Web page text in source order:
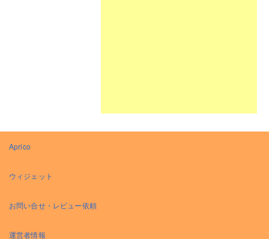
Aprico
ウィジェット
お問い合せ・レビュー依頼
運営者情報